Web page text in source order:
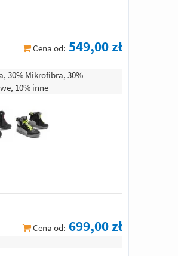
Cena od: 549,00 zł
30% Mikrofibra, 30%
10% inne
Cena od: 699,00 zł